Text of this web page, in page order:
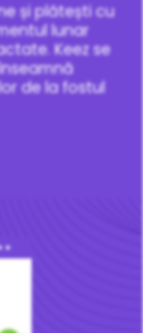
și plătești cu
lunar
Keez se
de la fostul